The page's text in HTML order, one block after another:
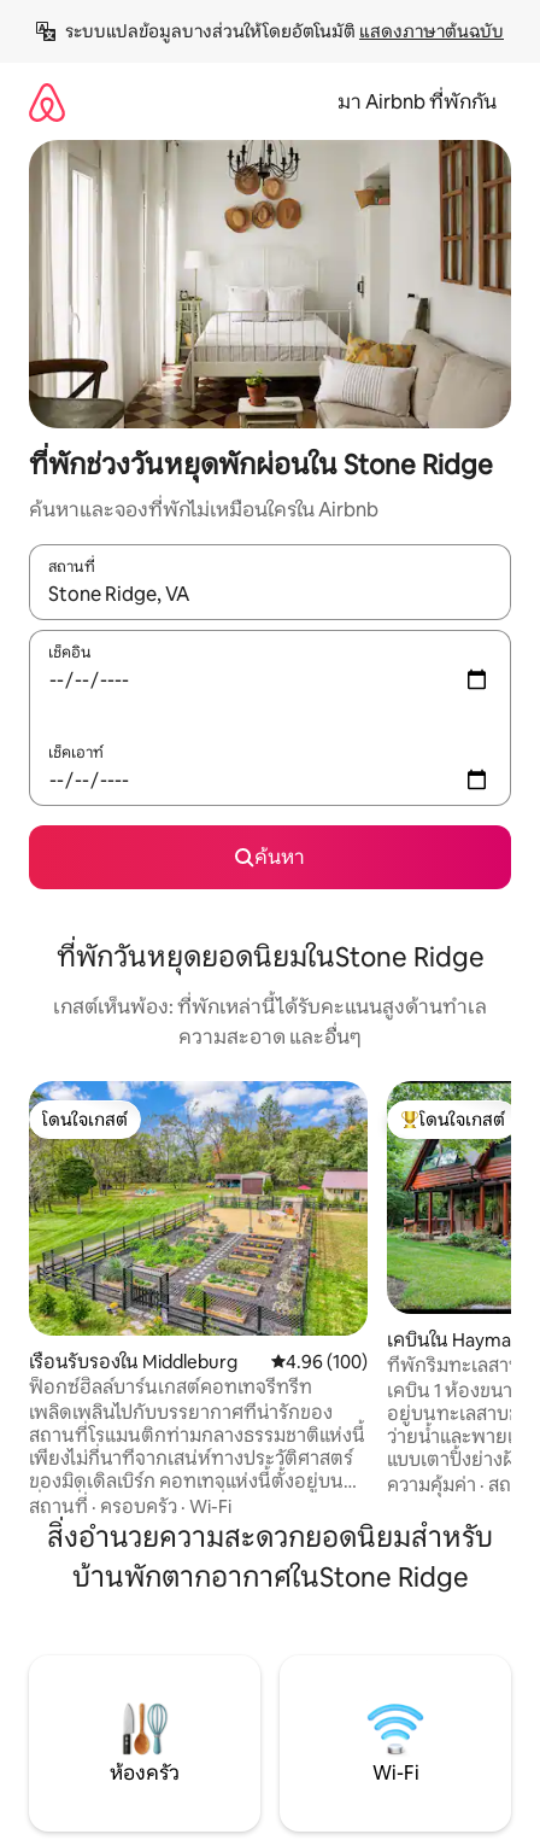
เนื้อหา
ระบบแปลข้อมูลบางส่วนให้โดยอัตโนมัติ แสดงภาษาต้นฉบับ
มา Airbnb ที่พักกัน
ที่พักช่วงวันหยุดพักผ่อนใน Stone Ridge
ค้นหาและจองที่พักไม่เหมือนใครใน Airbnb
สถานที่
ใช้ลูกศรขึ้นลง หรือใช้การสัมผัสหรือปัด เพื่อสำรวจผลการค้นหา
เช็คอิน
เช็คเอาท์
ค้นหา
ที่พักวันหยุดยอดนิยมในStone Ridge
เกสต์เห็นพ้อง: ที่พักเหล่านี้ได้รับคะแนนสูงด้านทำเล
ความสะอาด และอื่นๆ
โดนใจเกสต์
โดนใจเกสต์
เรือนรับรองใน Middleburg คะแนนเฉลี่ย 4.96 จาก 5, 100 รีวิว
4.96 (100)
ฟ็อกซ์ฮิลล์บาร์นเกสต์คอทเทจรีทรีท
เพลิดเพลินไปกับบรรยากาศที่น่ารักของ
สถานที่โรแมนติกท่ามกลางธรรมชาติแห่งนี้
เพียงไม่กี่นาทีจากเสน่ห์ทางประวัติศาสตร์
ของมิดเดิลเบิร์ก คอทเทจแห่งนี้ตั้งอยู่บน
ที่พักที่เงียบสงบมีสถานที่พักผ่อนอันเงียบ
สงบท่ามกลางทุ่งหญ้าที่ทอดยาวและวิวอัน
น่าทึ่ง ไม่ว่าคุณจะเป็นผู้ที่ชื่นชอบธรรมชาติขี่
ม้าคนทำงานทางไกลหรือกำลังมองหาส
ถานที่พักผ่อนสุดโรแมนติกนี่คือจุดหมาย
สถานที่ · ครอบครัว · Wi-Fi
โดนใจเกสต์ที่สุด
โดนใจเกสต์
เคบินใน
ที่พักริมทะเลสาบ
เคบิน 1 ห้องขนาด
อยู่บนทะเลสาบขน
ว่ายน้ำและพายเรื
แบบเตาปิ้งย่างฝัก
ห้องไม่มีฝักบัวในห้
ABED 1 เตียง มี $ 25/PP ต่อวันสำหรับผู้เข้า
พักเพิ่มเติมโดยได้
จากเจ้าของที่พัก เป็นมิตรกับสัตว์เลี้ยงมี
กล้องอยู่ในที่พัก 1
ความคุ้มค่า · สถาน
สิ่งอำนวยความสะดวกยอดนิยมสำหรับ
บ้านพักตากอากาศในStone Ridge
ห้องครัว Wi-Fi